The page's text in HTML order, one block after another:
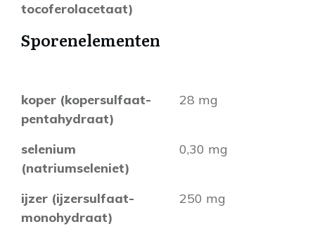
tocoferolacetaat)
Sporenelementen
koper (kopersulfaat-
pentahydraat)
28 mg
selenium
(natriumseleniet)
0,30 mg
ijzer (ijzersulfaat-
monohydraat)
250 mg